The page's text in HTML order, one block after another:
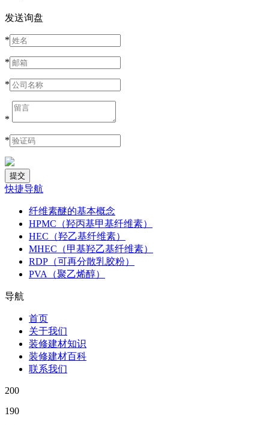
发送询盘
*
*
*
*
*
快捷导航
纤维素醚的基本概念
HPMC（羟丙基甲基纤维素）
HEC（羟乙基纤维素）
MHEC（甲基羟乙基纤维素）
RDP（可再分散乳胶粉）
PVA（聚乙烯醇）
导航
首页
关于我们
装修建材知识
装修建材百科
联系我们
200
190